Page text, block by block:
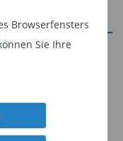
Browserfensters
Sie Ihre
exponentiell,
liegt jedoch
Zentralbanken
mit ihrer
können als
bestätigen
Anleger sind